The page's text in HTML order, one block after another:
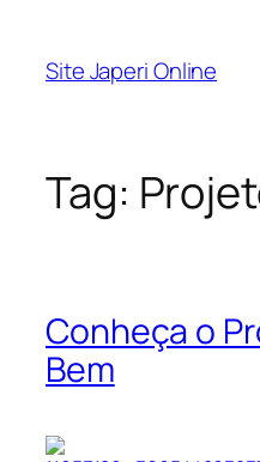
Site Japeri Online
Tag:
Conheça o
Bem